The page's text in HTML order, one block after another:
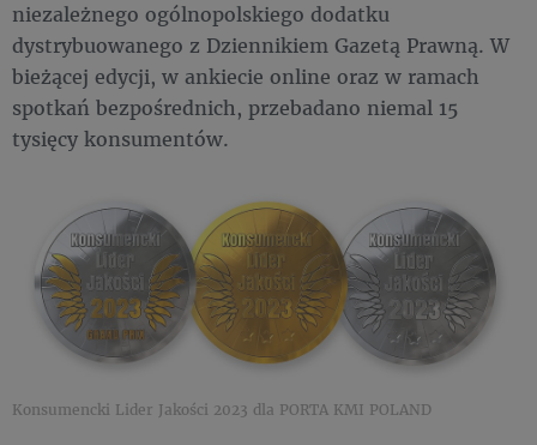
niezależnego ogólnopolskiego dodatku
dystrybuowanego z Dziennikiem Gazetą Prawną. W
bieżącej edycji, w ankiecie online oraz w ramach
spotkań bezpośrednich, przebadano niemal 15
tysięcy konsumentów.
Konsumencki Lider Jakości 2023 dla PORTA KMI POLAND